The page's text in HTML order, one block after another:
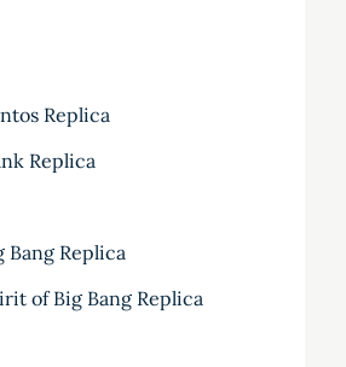
Replica
Replica
Bang Replica
of Big Bang Replica